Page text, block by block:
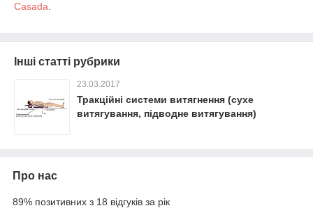
Сasada
Інші статті рубрики
23.03.2017
Тракційні системи витягнення (сухе
витягування, підводне витягування)
Про нас
89% позитивних з 18 відгуків за рік